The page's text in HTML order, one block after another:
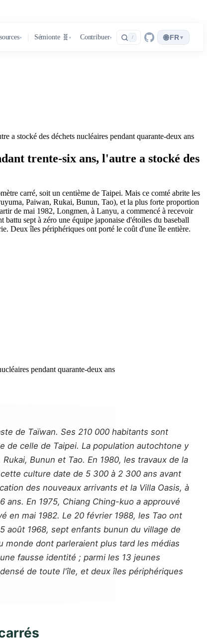
▾ Sémionte 🧬 ▾ Contribuer▾ / 🌐FR ▾
a stocké des déchets nucléaires pendant quarante-deux ans
trente-six ans, l'autre a stocké des
carré, soit un centième de Taipei. Mais ce comté abrite les
Paiwan, Rukai, Bunun, Tao), et la plus forte proportion
de mai 1982, Longmen, à Lanyu, a commencé à recevoir
sept à zéro une équipe japonaise d'étoiles du baseball
Deux îles périphériques ont porté le coût d'une île entière.
de Taïwan. Ses 210 000 habitants sont
de celle de Taipei. La population autochtone y
Bunun et Tao. En 1980, les travaux de la
culture date de 5 300 à 2 300 ans avant
des nouveaux arrivants et la Villa Oasis, à
En 1975, Chiang Ching-kuo a approuvé
en mai 1982. Le 20 février 1988, les Tao ont
août 1968, sept enfants bunun du village de
monde dont parleraient plus tard les médias
fausse identité ; parmi les 13 jeunes
de toute l'île, et deux îles périphériques